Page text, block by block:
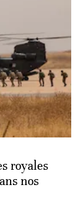
royales
nos